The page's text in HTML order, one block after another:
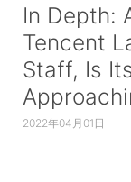
In Depth:
Tencent
Staff, Is
2022年04月01日